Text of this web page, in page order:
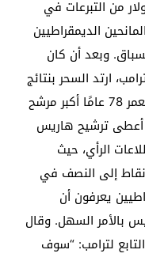
120 مليون دولار من التبرعات في
الديمقراطيين
وبعد أن كان
ارتد السحر بنتائج
عكسية، وأصبح الجمهوري البالغ من العمر 78 عامًا أكبر مرشح
أعطى ترشيح هاريس
الرأي، حيث
إلى النصف في
يعرفون أن
بالأمر السهل. وقال
لترامب: “سوف